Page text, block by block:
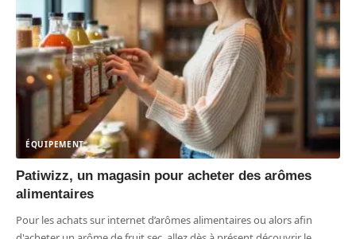
ÉQUIPEMENT
Patiwizz, un magasin pour acheter des arômes
alimentaires
Pour les achats sur internet d’arômes alimentaires ou alors afin